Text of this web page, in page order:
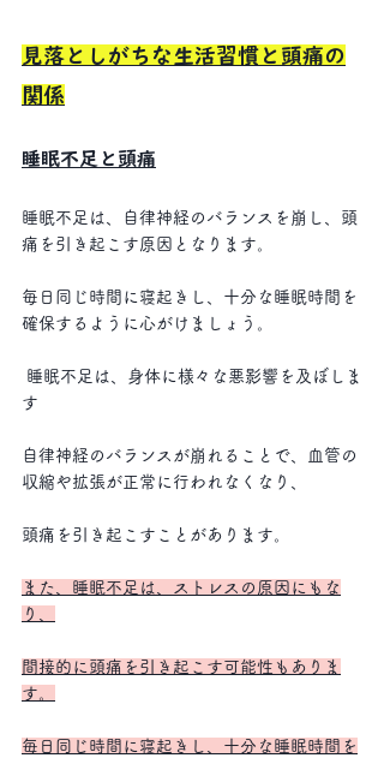
見落としがちな生活習慣と頭痛の
関係
睡眠不足と頭痛
睡眠不足は、自律神経のバランスを崩し、頭
痛を引き起こす原因となります。
毎日同じ時間に寝起きし、十分な睡眠時間を
確保するように心がけましょう。
す
自律神経のバランスが崩れることで、血管の
収縮や拡張が正常に行われなくなり、
頭痛を引き起こすことがあります。
また、睡眠不足は、ストレスの原因にもな
り、
間接的に頭痛を引き起こす可能性もありま
す。
毎日同じ時間に寝起きし、十分な睡眠時間を